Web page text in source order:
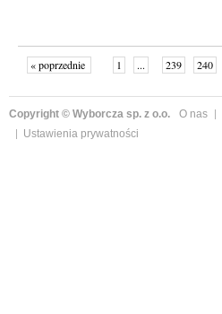
« poprzednie 1 ... 239 240
Copyright © Wyborcza sp. z o.o. O nas
Ustawienia prywatności